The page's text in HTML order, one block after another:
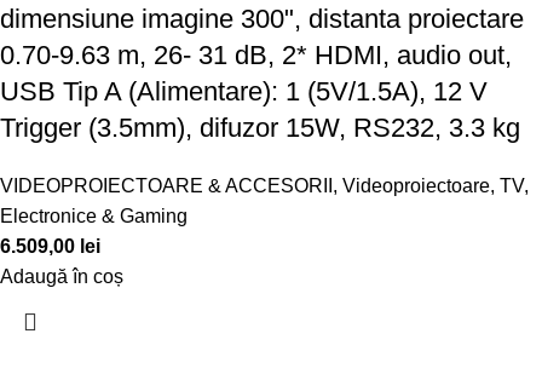
dimensiune imagine 300", distanta proiectare
0.70-9.63 m, 26- 31 dB, 2* HDMI, audio out,
USB Tip A (Alimentare): 1 (5V/1.5A), 12 V
Trigger (3.5mm), difuzor 15W, RS232, 3.3 kg
VIDEOPROIECTOARE & ACCESORII , Videoproiectoare, TV,
Electronice & Gaming
6.509,00 lei
Adaugă în coș